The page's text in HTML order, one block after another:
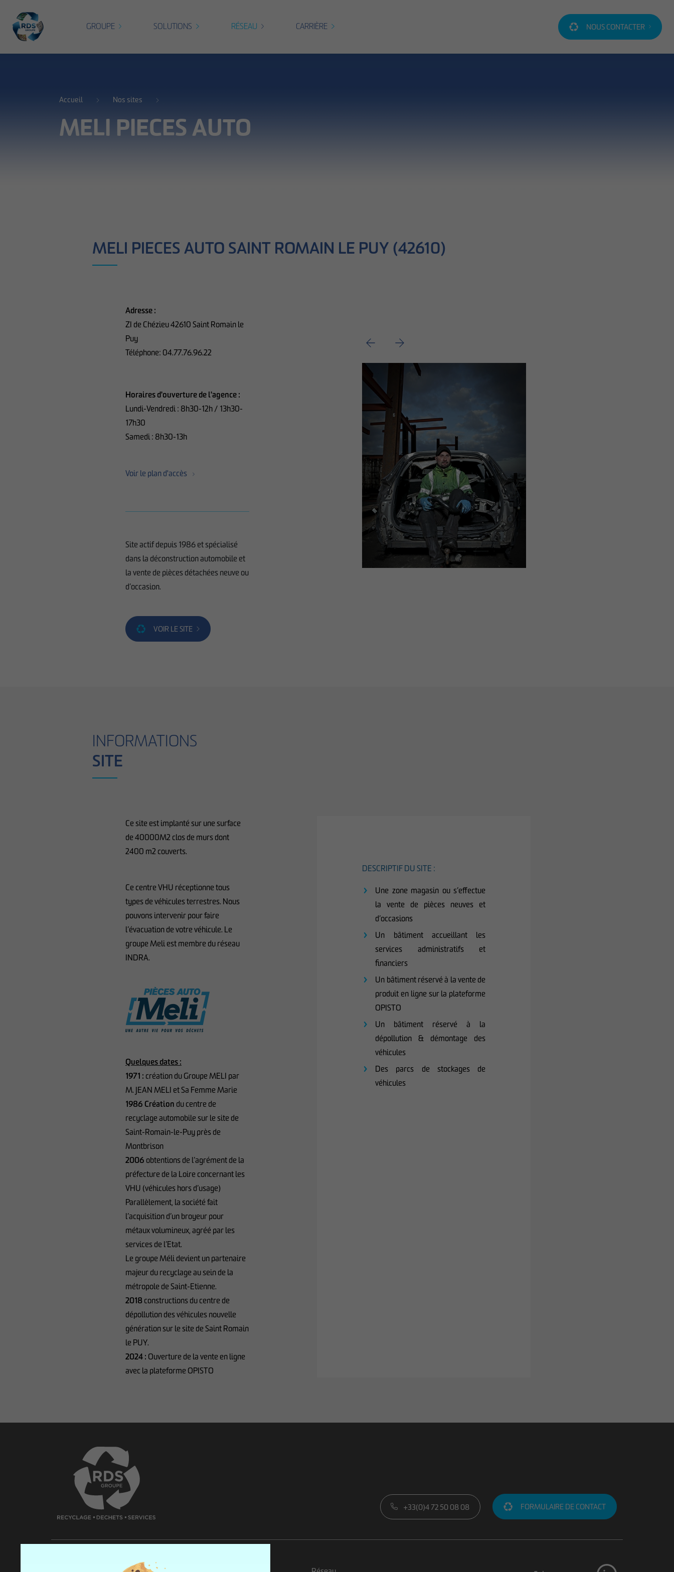
GROUPE SOLUTIONS RÉSEAU CARRIÈRE NOUS CONTACTER
Accueil Nos sites
MELI PIECES AUTO
MELI PIECES AUTO SAINT ROMAIN LE PUY (42610)
Adresse :
ZI de Chézieu 42610 Saint Romain le
Puy
Téléphone: 04.77.76.96.22
Horaires d'ouverture de l'agence :
Lundi-Vendredi : 8h30-12h / 13h30-
17h30
Samedi : 8h30-13h
Voir le plan d'accès
Site actif depuis 1986 et spécialisé
dans la déconstruction automobile et
la vente de pièces détachées neuve ou
d’occasion.
VOIR LE SITE
INFORMATIONS
SITE
Ce site est implanté sur une surface
de 40000M2 clos de murs dont
2400 m2 couverts.
Ce centre VHU réceptionne tous
types de véhicules terrestres. Nous
pouvons intervenir pour faire
l’évacuation de votre véhicule. Le
groupe Meli est membre du réseau
INDRA.
Quelques dates :
1971 : création du Groupe MELI par
M. JEAN MELI et Sa Femme Marie
1986 Création du centre de
recyclage automobile sur le site de
Saint-Romain-le-Puy près de
Montbrison
2006 obtentions de l’agrément de la
préfecture de la Loire concernant les
VHU (véhicules hors d’usage)
Parallèlement, la société fait
l’acquisition d’un broyeur pour
métaux volumineux, agréé par les
services de l’Etat.
Le groupe Méli devient un partenaire
majeur du recyclage au sein de la
métropole de Saint-Etienne.
2018 constructions du centre de
dépollution des véhicules nouvelle
génération sur le site de Saint Romain
le PUY.
2024 : Ouverture de la vente en ligne
avec la plateforme OPISTO
DESCRIPTIF DU SITE :
Une zone magasin ou s’effectue
la vente de pièces neuves et
d’occasions
Un bâtiment accueillant les
services administratifs et
financiers
Un bâtiment réservé à la vente de
produit en ligne sur la plateforme
OPISTO
Un bâtiment réservé à la
dépollution & démontage des
véhicules
Des parcs de stockages de
véhicules
+33(0)4 72 50 08 08 FORMULAIRE DE CONTACT